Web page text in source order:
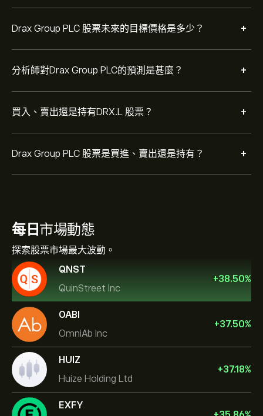
Drax Group PLC 股票未來的目標價格是多少？ +
分析師對Drax Group PLC的預測是甚麼？ +
買入、賣出還是持有DRX.L 股票？ +
Drax Group PLC 股票是買進、賣出還是持有？ +
每日 市場動態
探索股票市場最大波動。
QNST
QuinStreet Inc
+38.50%
OABI
OmniAb Inc
+37.50%
HUIZ
Huize Holding Ltd
+37.18%
EXFY